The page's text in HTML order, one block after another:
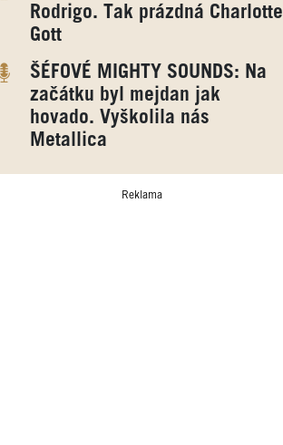
Rodrigo. Tak prázdná Charlotte
Gott
ŠÉFOVÉ MIGHTY SOUNDS: Na
začátku byl mejdan jak
hovado. Vyškolila nás
Metallica
Reklama